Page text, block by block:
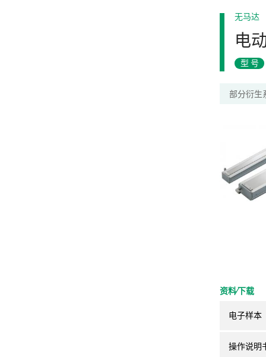
无马达
电
型号
部分衍生
资料⁄下载
电子样本
操作说明